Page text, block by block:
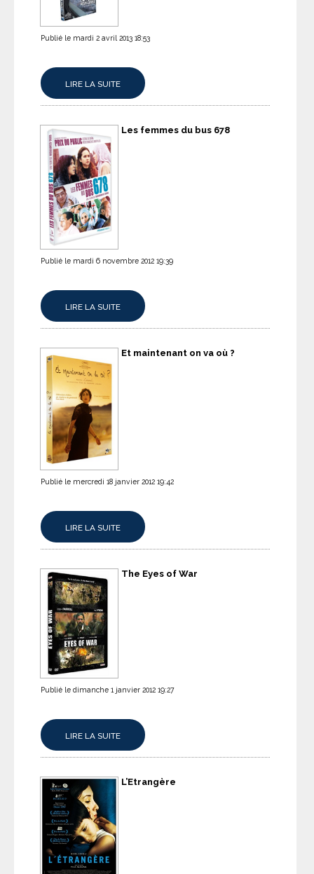
Publié le mardi 2 avril 2013 18:53
LIRE LA SUITE
Les femmes du bus 678
Publié le mardi 6 novembre 2012 19:39
LIRE LA SUITE
Et maintenant on va où ?
Publié le mercredi 18 janvier 2012 19:42
LIRE LA SUITE
The Eyes of War
Publié le dimanche 1 janvier 2012 19:27
LIRE LA SUITE
L’Etrangère